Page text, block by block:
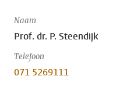
Naam
Prof. dr. P. Steendijk
Telefoon
071 5269111